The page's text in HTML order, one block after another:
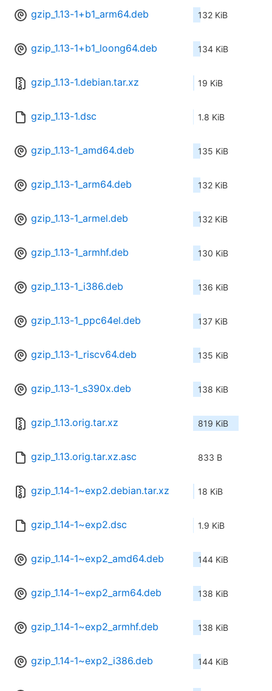
gzip_1.13-1+b1_arm64.deb 132 KiB
gzip_1.13-1+b1_loong64.deb 134 KiB
gzip_1.13-1.debian.tar.xz 19 KiB
gzip_1.13-1.dsc 1.8 KiB
gzip_1.13-1_amd64.deb 135 KiB
gzip_1.13-1_arm64.deb 132 KiB
gzip_1.13-1_armel.deb 132 KiB
gzip_1.13-1_armhf.deb 130 KiB
gzip_1.13-1_i386.deb 136 KiB
gzip_1.13-1_ppc64el.deb 137 KiB
gzip_1.13-1_riscv64.deb 135 KiB
gzip_1.13-1_s390x.deb 138 KiB
gzip_1.13.orig.tar.xz 819 KiB
gzip_1.13.orig.tar.xz.asc 833 B
gzip_1.14-1~exp2.debian.tar.xz 18 KiB
gzip_1.14-1~exp2.dsc 1.9 KiB
gzip_1.14-1~exp2_amd64.deb 144 KiB
gzip_1.14-1~exp2_arm64.deb 138 KiB
gzip_1.14-1~exp2_armhf.deb 138 KiB
gzip_1.14-1~exp2_i386.deb 144 KiB